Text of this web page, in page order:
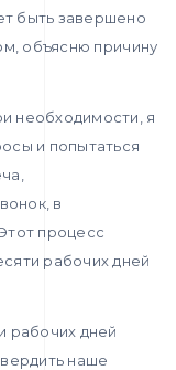
быть завершено
объясню причину
необходимости, я
и попытаться
в
процесс
рабочих дней
рабочих дней
наше